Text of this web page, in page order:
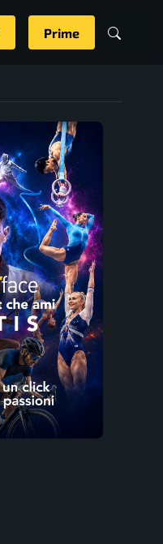
Prime